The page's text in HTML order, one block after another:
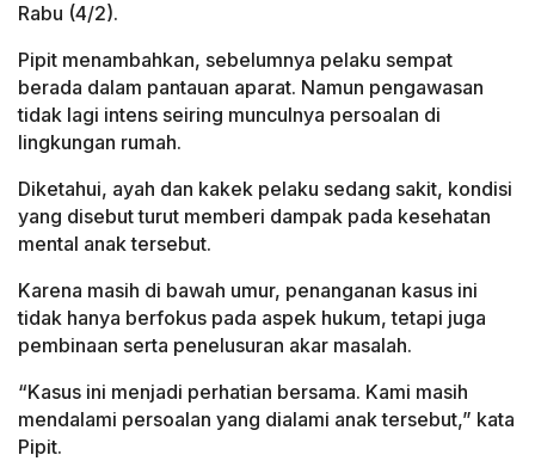
Rabu (4/2).
Pipit menambahkan, sebelumnya pelaku sempat
berada dalam pantauan aparat. Namun pengawasan
tidak lagi intens seiring munculnya persoalan di
lingkungan rumah.
Diketahui, ayah dan kakek pelaku sedang sakit, kondisi
yang disebut turut memberi dampak pada kesehatan
mental anak tersebut.
Karena masih di bawah umur, penanganan kasus ini
tidak hanya berfokus pada aspek hukum, tetapi juga
pembinaan serta penelusuran akar masalah.
“Kasus ini menjadi perhatian bersama. Kami masih
mendalami persoalan yang dialami anak tersebut,” kata
Pipit.